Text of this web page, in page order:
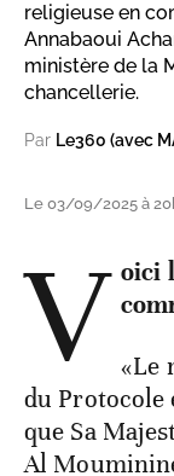
religieuse en
Annabaoui
ministère de la
chancellerie.
Par Le360 (avec
Le 03/09/2025 à
V oici
«Le
du Protocole
que Sa
Al